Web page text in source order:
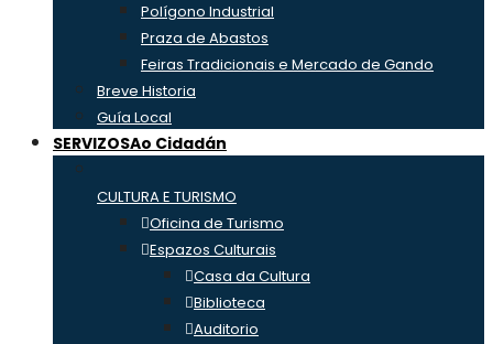
Polígono Industrial
Praza de Abastos
Feiras Tradicionais e Mercado de Gando
Breve Historia
Guía Local
SERVIZOSAo Cidadán
CULTURA E TURISMO
Oficina de Turismo
Espazos Culturais
Casa da Cultura
Biblioteca
Auditorio